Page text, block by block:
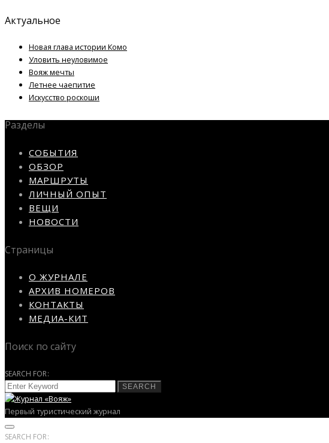
Актуальное
Новая глава истории Комо
Уловить неуловимое
Вояж мечты
Летнее чаепитие
Искусство роскоши
Разделы
СОБЫТИЯ
ОБЗОР
МАРШРУТЫ
ЛИЧНЫЙ ОПЫТ
ВЕЩИ
НОВОСТИ
Страницы
О ЖУРНАЛЕ
АРХИВ НОМЕРОВ
КОНТАКТЫ
МЕДИА-КИТ
Поиск по сайту
SEARCH FOR:
SEARCH
Первый туристический журнал
SEARCH FOR: